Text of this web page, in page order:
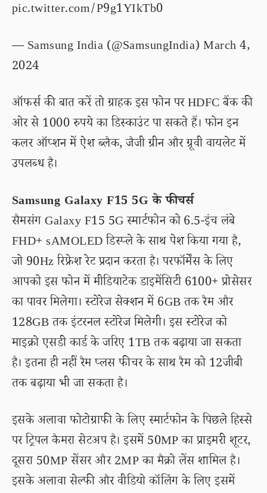
pic.twitter.com/P9g1YIkTb0
— Samsung India (@SamsungIndia)March 4,
2024
ऑफर्स की बात करें तो ग्राहक इस फोन पर HDFC बैंक की
ओर से 1000 रुपये का डिस्काउंट पा सकते हैं। फोन इन
कलर ऑप्शन में ऐश ब्लैक, जैजी ग्रीन और ग्रूवी वायलेट में
उपलब्ध है।
Samsung Galaxy F15 5G के फीचर्स
सैमसंग Galaxy F15 5G स्मार्टफोन को 6.5-इंच लंबे
FHD+ sAMOLED डिस्प्ले के साथ पेश किया गया है,
जो 90Hz रिफ्रेश रेट प्रदान करता है। परफॉर्मेंस के लिए
आपको इस फोन में मीडियाटेक डाइमेंसिटी 6100+ प्रोसेसर
का पावर मिलेगा। स्टोरेज सेक्शन में 6GB तक रैम और
128GB तक इंटरनल स्टोरेज मिलेगी। इस स्टोरेज को
माइक्रो एसडी कार्ड के जरिए 1TB तक बढ़ाया जा सकता
है। इतना ही नहीं रैम प्लस फीचर के साथ रैम को 12जीबी
तक बढ़ाया भी जा सकता है।
इसके अलावा फोटोग्राफी के लिए स्मार्टफोन के पिछले हिस्से
पर ट्रिपल कैमरा सेटअप है। इसमें 50MP का प्राइमरी शूटर,
दूसरा 50MP सेंसर और 2MP का मैक्रो लेंस शामिल है।
इसके अलावा सेल्फी और वीडियो कॉलिंग के लिए इसमें